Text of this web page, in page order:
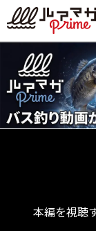
本編を視聴